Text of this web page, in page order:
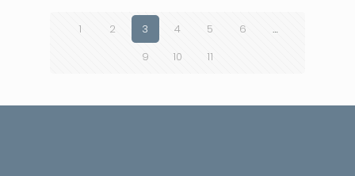
1 2 3 4 5 6
…
9
10 11